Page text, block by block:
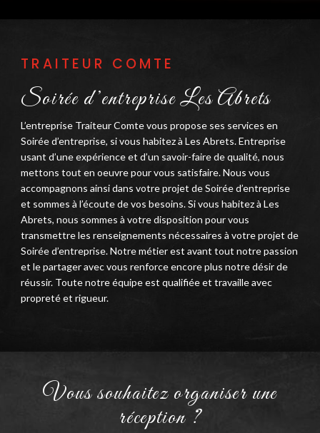
TRAITEUR COMTE
Soirée d’entreprise Les Abrets
L’entreprise Traiteur Comte vous propose ses services en
Soirée d’entreprise, si vous habitez à Les Abrets. Entreprise
usant d’une expérience et d’un savoir-faire de qualité, nous
mettons tout en oeuvre pour vous satisfaire. Nous vous
accompagnons ainsi dans votre projet de Soirée d’entreprise
et sommes à l’écoute de vos besoins. Si vous habitez à Les
Abrets, nous sommes à votre disposition pour vous
transmettre les renseignements nécessaires à votre projet de
Soirée d’entreprise. Notre métier est avant tout notre passion
et le partager avec vous renforce encore plus notre désir de
réussir. Toute notre équipe est qualifiée et travaille avec
propreté et rigueur.
Vous souhaitez organiser une
réception ?